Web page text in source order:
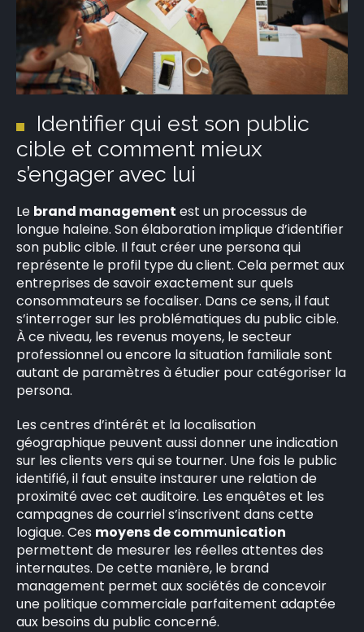
Identifier qui est son public
cible et comment mieux
s’engager avec lui
Le brand management est un processus de
longue haleine. Son élaboration implique d’identifier
son public cible. Il faut créer une persona qui
représente le profil type du client. Cela permet aux
entreprises de savoir exactement sur quels
consommateurs se focaliser. Dans ce sens, il faut
s’interroger sur les problématiques du public cible.
À ce niveau, les revenus moyens, le secteur
professionnel ou encore la situation familiale sont
autant de paramètres à étudier pour catégoriser la
persona.
Les centres d’intérêt et la localisation
géographique peuvent aussi donner une indication
sur les clients vers qui se tourner. Une fois le public
identifié, il faut ensuite instaurer une relation de
proximité avec cet auditoire. Les enquêtes et les
campagnes de courriel s’inscrivent dans cette
logique. Ces moyens de communication
permettent de mesurer les réelles attentes des
internautes. De cette manière, le brand
management permet aux sociétés de concevoir
une politique commerciale parfaitement adaptée
aux besoins du public concerné.
Rechercher
: